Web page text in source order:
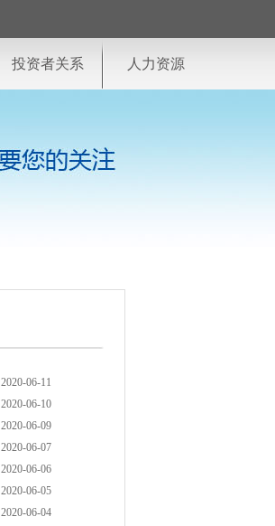
人力资源
投资者关系
2020-06-11
2020-06-10
2020-06-09
2020-06-07
2020-06-06
2020-06-05
2020-06-04